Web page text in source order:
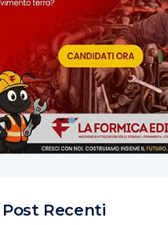
Post Recenti